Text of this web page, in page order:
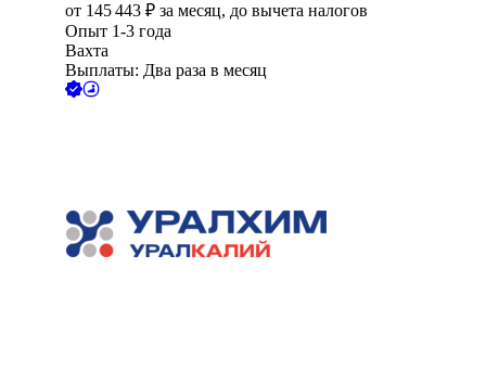
от 145 443 ₽ за месяц, до вычета налогов
Опыт 1-3 года
Вахта
Выплаты: Два раза в месяц